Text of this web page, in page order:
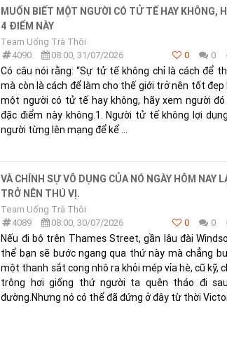
MUỐN BIẾT MỘT NGƯỜI CÓ TỬ TẾ HAY KHÔNG,
4 ĐIỂM NÀY
Team Uống Trà Thôi
4090
08:00, 31/07/2026 0 0
Có câu nói rằng: “Sự tử tế không chỉ là cách để
mà còn là cách để làm cho thế giới trở nên tốt đẹp
một người có tử tế hay không, hãy xem người
đặc điểm này không.1. Người tử tế không lợi
người từng lên mạng để kể ...
VÀ CHÍNH SỰ VÔ DỤNG CỦA NÓ NGÀY HÔM NAY
TRỞ NÊN THÚ VỊ.
Team Uống Trà Thôi
4089
08:00, 30/07/2026 0 0
Nếu đi bộ trên Thames Street, gần lâu đài
thể bạn sẽ bước ngang qua thứ này mà chẳng
một thanh sắt cong nhô ra khỏi mép vỉa hè, cũ kỹ,
trông hơi giống thứ người ta quên tháo đi
đường.Nhưng nó có thể đã đứng ở đây từ thời